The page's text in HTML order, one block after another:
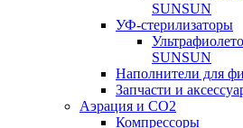
SUNSUN
УФ-стерилизаторы
SUNSUN
Наполнители для
Запчасти и
Аэрация и CO2
Компрессоры